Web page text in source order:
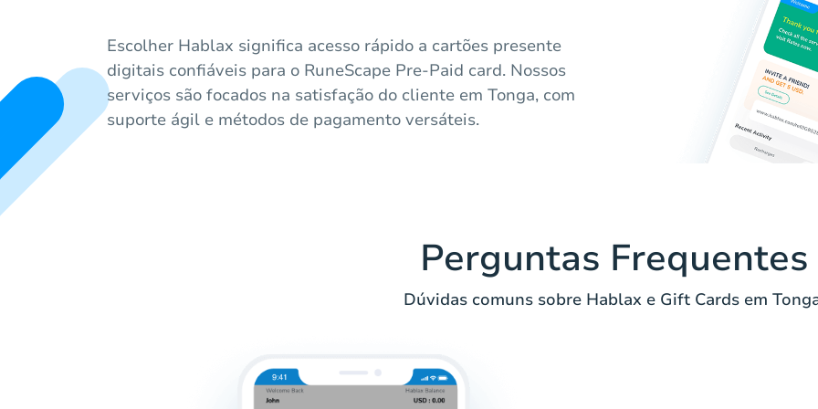
Escolher Hablax significa acesso rápido a cartões presente
digitais confiáveis para o RuneScape Pre-Paid card. Nossos
serviços são focados na satisfação do cliente em Tonga, com
suporte ágil e métodos de pagamento versáteis.
Perguntas Frequentes
Dúvidas comuns sobre Hablax e Gift Cards em